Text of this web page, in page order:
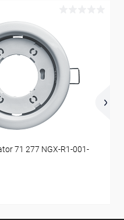
71 277 NGX-R1-001-